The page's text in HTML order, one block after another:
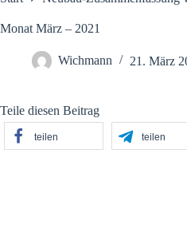
Monat März – 2021
Wichmann 21. März
Teile diesen Beitrag
teilen teilen